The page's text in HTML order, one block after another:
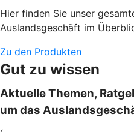
Hier finden Sie unser
Auslandsgeschäft im
Zu den Produkten
Gut zu wissen
Aktuelle Themen,
um das